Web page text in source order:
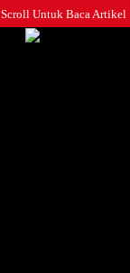
Scroll Untuk Baca Artikel